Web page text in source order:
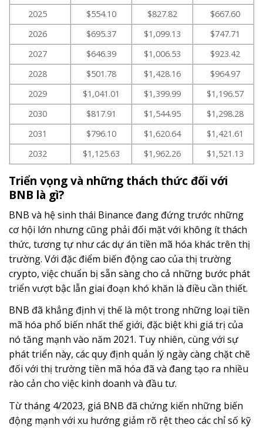
2025 $554.10 $827.82
$667.60
2026
$695.37 $1,099.13
$747.71
2027
$646.39 $1,006.53
$923.42
2028
$501.78 $1,428.16
$964.97
2029
$1,041.01 $1,399.99
$1,196.57
2030
$817.91 $1,544.95
$1,298.28
2031
$796.10 $1,620.64
$1,421.61
2032
$1,125.63 $1,962.26 $1,521.13
Triển vọng và những thách thức đối với
BNB là gì?
BNB và hệ sinh thái Binance đang đứng trước những
cơ hội lớn nhưng cũng phải đối mặt với không ít thách
thức, tương tự như các dự án tiền mã hóa khác trên thị
trường. Với đặc điểm biến động cao của thị trường
crypto, việc chuẩn bị sẵn sàng cho cả những bước phát
triển vượt bậc lẫn giai đoạn khó khăn là điều cần thiết.
BNB đã khẳng định vị thế là một trong những loại tiền
mã hóa phổ biến nhất thế giới, đặc biệt khi giá trị của
nó tăng mạnh vào năm 2021. Tuy nhiên, cùng với sự
phát triển này, các quy định quản lý ngày càng chặt chẽ
đối với thị trường tiền mã hóa đã và đang tạo ra nhiều
rào cản cho việc kinh doanh và đầu tư.
Từ tháng 4/2023, giá BNB đã chứng kiến những biến
động mạnh với xu hướng giảm rõ rệt theo các chỉ số kỹ